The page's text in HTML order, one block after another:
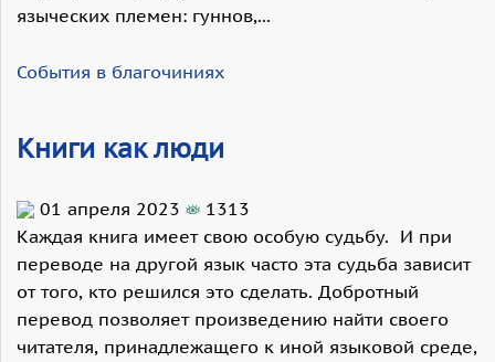
языческих племен: гуннов,...
События в благочиниях
Книги как люди
01 апреля 2023
1313
Каждая книга имеет свою особую судьбу. И при
переводе на другой язык часто эта судьба зависит
от того, кто решился это сделать. Добротный
перевод позволяет произведению найти своего
читателя, принадлежащего к иной языковой среде,